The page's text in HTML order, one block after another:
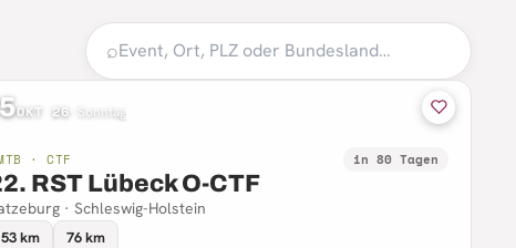
⌕
OKT 26· Sonntag
· CTF in 80 Tagen
RST Lübeck O-CTF
· Schleswig-Holstein
53 km 76 km